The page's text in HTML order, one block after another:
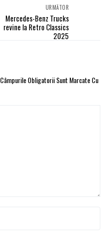
URMĂTOR
Mercedes-Benz Trucks
revine la Retro Classics
2025
Câmpurile Obligatorii Sunt Marcate Cu